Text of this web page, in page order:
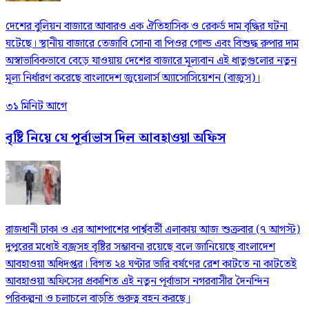
দেশের বুলিয়ন বাজারে আবারও এক ঐতিহাসিক ও রেকর্ড দাম বৃদ্ধির ঘটনা
ঘটেছে। স্থানীয় বাজারে তেজাবি সোনা বা পিওর গোল্ড এবং বিশুদ্ধ রুপার দাম
অস্বাভাবিকভাবে বেড়ে যাওয়ায় দেশের বাজারে মূল্যবান এই ধাতুগুলোর নতুন
মূল্য নির্ধারণ করেছে বাংলাদেশ জুয়েলার্স অ্যাসোসিয়েশন (বাজুস)।
৩১ মিনিট আগে
বৃষ্টি নিয়ে যে পূর্বাভাস দিল আবহাওয়া অফিস
রাজধানী ঢাকা ও এর আশপাশের পার্শ্ববর্তী এলাকায় আজ শুক্রবার (৭ আগস্ট)
দুপুরের মধ্যেই বজ্রসহ বৃষ্টির সম্ভাবনা রয়েছে বলে জানিয়েছে বাংলাদেশ
আবহাওয়া অধিদপ্তর। বিগত ২৪ ঘণ্টার ভারি বর্ষণের রেশ কাটতে না কাটতেই
আবহাওয়া অফিসের প্রকাশিত এই নতুন পূর্বাভাস নগরবাসীর দৈনন্দিন
পরিকল্পনা ও চলাচলে বাড়তি গুরুত্ব বহন করছে।